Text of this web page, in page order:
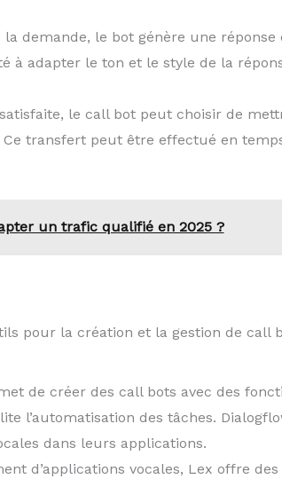
demande, le bot génère une
à adapter le ton et le style de la
le call bot peut choisir de
transfert peut être effectué en
un trafic qualifié en 2025 ?
pour la création et la gestion de call
de créer des call bots avec des
l’automatisation des tâches.
dans leurs applications.
d’applications vocales, Lex offre